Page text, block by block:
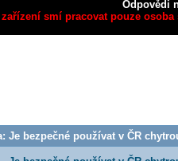
Odpovědi
zařízení smí pracovat pouze
Je bezpečné používat v ČR